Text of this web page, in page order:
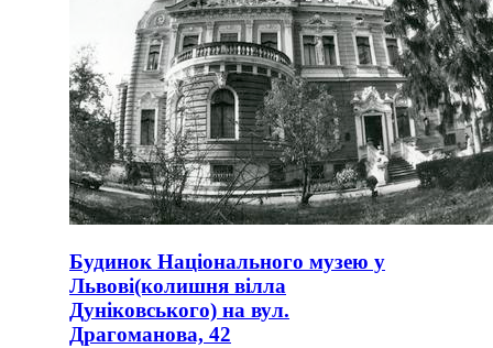
Будинок Національного музею у
Львові(колишня вілла
Дуніковського) на вул.
Драгоманова, 42